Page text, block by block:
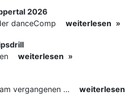
2026
danceComp
weiterlesen
weiterlesen
Auch international wurde getanzt in Ungarn am vergangenen Wochenende
weiterlesen